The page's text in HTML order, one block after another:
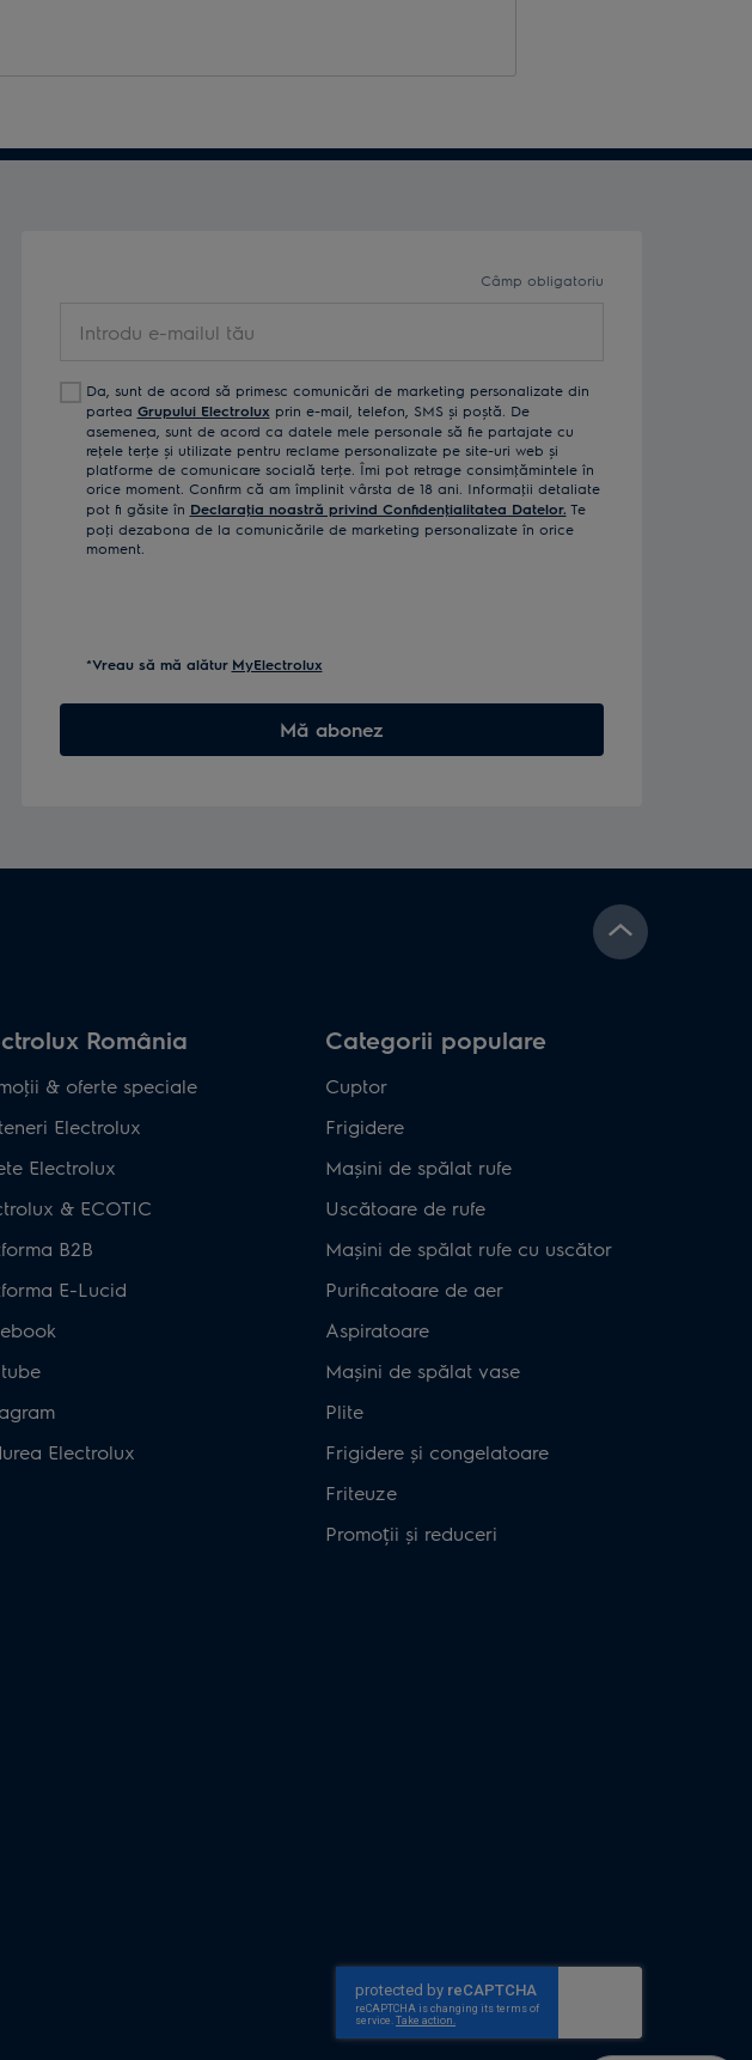
Câmp obligatoriu
Da, sunt de acord să primesc comunicări de marketing personalizate din
partea Grupului Electrolux prin e-mail, telefon, SMS și poștă. De
asemenea, sunt de acord ca datele mele personale să fie partajate cu
reţele terţe și utilizate pentru reclame personalizate pe site-uri web și
platforme de comunicare socială terţe. Îmi pot retrage consimţămintele în
orice moment. Confirm că am împlinit vârsta de 18 ani. Informaţii detaliate
pot fi găsite în Declaraţia noastră privind Confidenţialitatea Datelor. Te
poţi dezabona de la comunicările de marketing personalizate în orice
moment.
*Vreau să mă alătur MyElectrolux
Mă abonez
România
& oferte speciale
Electrolux
Electrolux
& ECOTIC
B2B
E-Lucid
Electrolux
Categorii populare
Cuptor
Frigidere
Mașini de spălat rufe
Uscătoare de rufe
Mașini de spălat rufe cu uscător
Purificatoare de aer
Aspiratoare
Mașini de spălat vase
Plite
Frigidere și congelatoare
Friteuze
Promoții și reduceri